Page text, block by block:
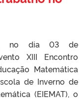
no dia 03 de
XIII Encontro
Matemática
de Inverno de
(EIEMAT), o